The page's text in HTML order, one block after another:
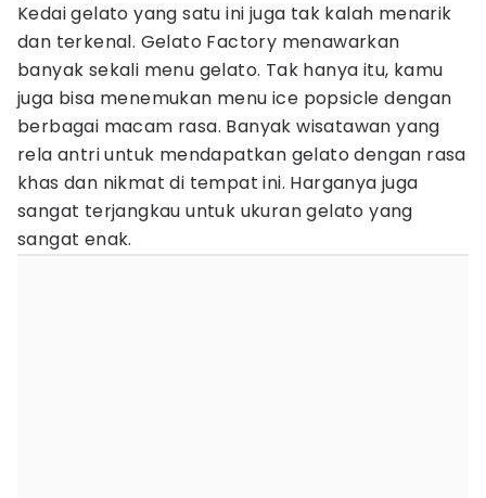
Kedai gelato yang satu ini juga tak kalah menarik
dan terkenal. Gelato Factory menawarkan
banyak sekali menu gelato. Tak hanya itu, kamu
juga bisa menemukan menu ice popsicle dengan
berbagai macam rasa. Banyak wisatawan yang
rela antri untuk mendapatkan gelato dengan rasa
khas dan nikmat di tempat ini. Harganya juga
sangat terjangkau untuk ukuran gelato yang
sangat enak.